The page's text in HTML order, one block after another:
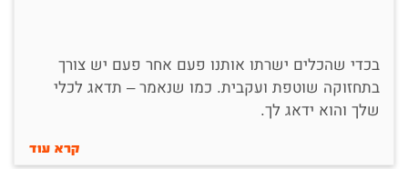
בכדי שהכלים ישרתו אותנו פעם אחר פעם יש צורך
בתחזוקה שוטפת ועקבית. כמו שנאמר – תדאג לכלי
שלך והוא ידאג לך.
קרא עוד